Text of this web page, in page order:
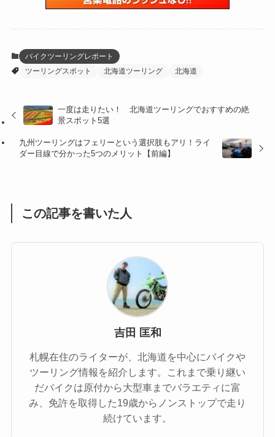
(27) (41)
(47)
(1)
(4)
(16)
(1)
バイクツーリングレポート
ツーリングスポット
北海道ツーリング 北海道
一度は走りたい！ 北海道ツーリングでおすすめの絶
景スポット5選
九州ツーリングはフェリーという選択肢もアリ！ライ
ダー目線で分かった5つのメリット【前編】
この記事を書いた人
吉田 匡和
札幌在住のライターが、北海道を中心にバイクや
ツーリング情報を紹介します。これまで乗り継い
だバイクは原付から大型車までバラエティに富
み、免許を取得した19歳からノンストップで走り
続けています。